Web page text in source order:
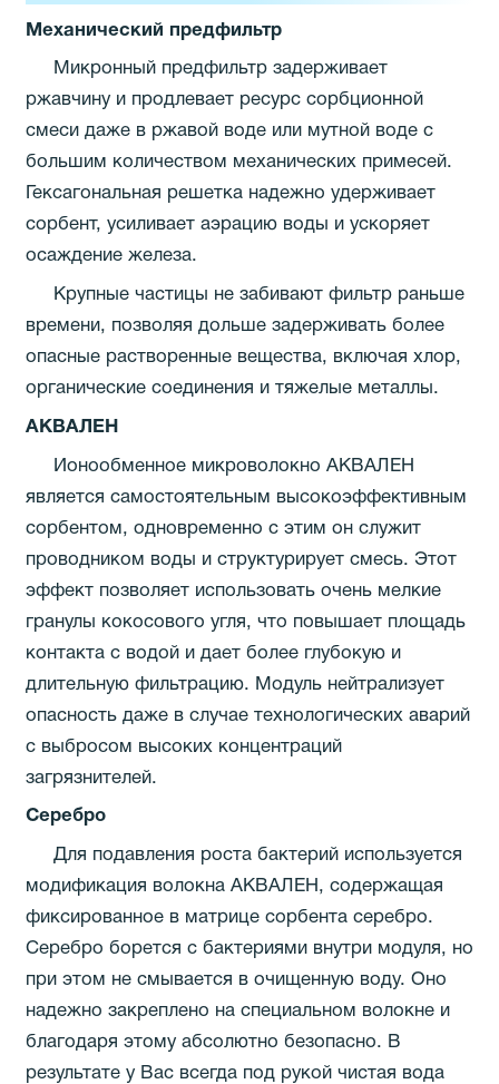
Механический предфильтр
Микронный предфильтр задерживает
ржавчину и продлевает ресурс сорбционной
смеси даже в ржавой воде или мутной воде с
большим количеством механических примесей.
Гексагональная решетка надежно удерживает
сорбент, усиливает аэрацию воды и ускоряет
осаждение железа.
Крупные частицы не забивают фильтр раньше
времени, позволяя дольше задерживать более
опасные растворенные вещества, включая хлор,
органические соединения и тяжелые металлы.
АКВАЛЕН
Ионообменное микроволокно АКВАЛЕН
является самостоятельным высокоэффективным
сорбентом, одновременно с этим он служит
проводником воды и структурирует смесь. Этот
эффект позволяет использовать очень мелкие
гранулы кокосового угля, что повышает площадь
контакта с водой и дает более глубокую и
длительную фильтрацию. Модуль нейтрализует
опасность даже в случае технологических аварий
с выбросом высоких концентраций
загрязнителей.
Серебро
Для подавления роста бактерий используется
модификация волокна АКВАЛЕН, содержащая
фиксированное в матрице сорбента серебро.
Серебро борется с бактериями внутри модуля, но
при этом не смывается в очищенную воду. Оно
надежно закреплено на специальном волокне и
благодаря этому абсолютно безопасно. В
результате у Вас всегда под рукой чистая вода